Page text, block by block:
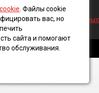
персональных данных
компания, 2016 ©
cookie . Файлы cookie
вас, но
сайта и помогают
обслуживания.